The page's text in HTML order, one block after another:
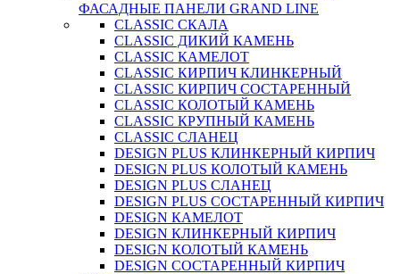
ФАСАДНЫЕ ПАНЕЛИ GRAND LINE
CLASSIC СКАЛА
CLASSIC ДИКИЙ КАМЕНЬ
CLASSIC КАМЕЛОТ
CLASSIC КИРПИЧ КЛИНКЕРНЫЙ
CLASSIC КИРПИЧ СОСТАРЕННЫЙ
CLASSIC КОЛОТЫЙ КАМЕНЬ
CLASSIC КРУПНЫЙ КАМЕНЬ
CLASSIC СЛАНЕЦ
DESIGN PLUS КЛИНКЕРНЫЙ КИРПИЧ
DESIGN PLUS КОЛОТЫЙ КАМЕНЬ
DESIGN PLUS СЛАНЕЦ
DESIGN PLUS СОСТАРЕННЫЙ КИРПИЧ
DESIGN КАМЕЛОТ
DESIGN КЛИНКЕРНЫЙ КИРПИЧ
DESIGN КОЛОТЫЙ КАМЕНЬ
DESIGN СОСТАРЕННЫЙ КИРПИЧ